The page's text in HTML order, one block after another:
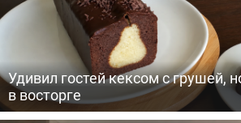
Удивил гостей кексом с грушей,
в восторге